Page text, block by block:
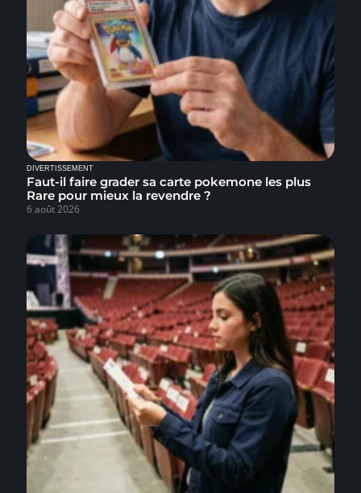
DIVERTISSEMENT
Faut-il faire grader sa carte pokemone les plus
Rare pour mieux la revendre ?
6 août 2026